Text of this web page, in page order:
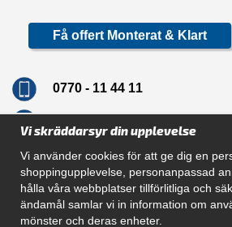
Få offert Monterat & Klart
0770 - 11 44 11
Navigation
Vi skräddarsyr din upplevelse
Vi använder cookies för att ge dig en
shoppingupplevelse, personanpassad
hålla våra webbplatser tillförlitliga och
ändamål samlar vi in information om
mönster och deras enheter.